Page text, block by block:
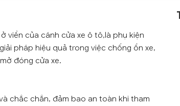
viền của cánh cửa xe ô tô,là phụ kiện
pháp hiệu quả trong việc chống ồn xe,
đóng cửa xe.
chắc chắn, đảm bao an toàn khi tham